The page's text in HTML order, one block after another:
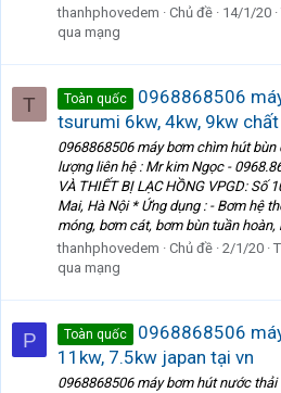
thanhphovedem
Chủ đề 14/1/20
qua mạng
T Toàn quốc
0968868506
tsurumi 6kw, 4kw, 9kw
0968868506 máy bơm chìm hút
lượng liên hệ : Mr kim Ngọc -
VÀ THIẾT BỊ LẠC HỒNG VPGD: Số
Mai, Hà Nội * Ứng dụng : - Bơm hệ
móng, bơm cát, bơm bùn tuần hoàn,
thanhphovedem
Chủ đề 2/1/20
qua mạng
P Toàn quốc
0968868506
11kw, 7.5kw japan tại vn
0968868506 máy bơm hút nước